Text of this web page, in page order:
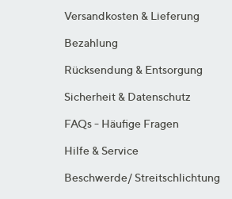
Versandkosten & Lieferung
Bezahlung
Rücksendung & Entsorgung
Sicherheit & Datenschutz
FAQs - Häufige Fragen
Hilfe & Service
Beschwerde/ Streitschlichtung